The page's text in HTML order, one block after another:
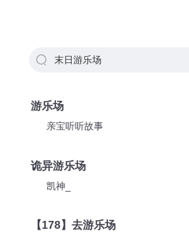
末日游乐场
游乐场
亲宝听听故事
诡异游乐场
凯神_
【178】去游乐场